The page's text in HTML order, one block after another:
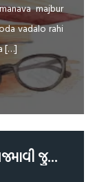
majbur
vadalo rahi
[…]
ઘરગથ્થુ અને દેશી ઉપચાર …(જરા અજમાવી જુઓ …) …